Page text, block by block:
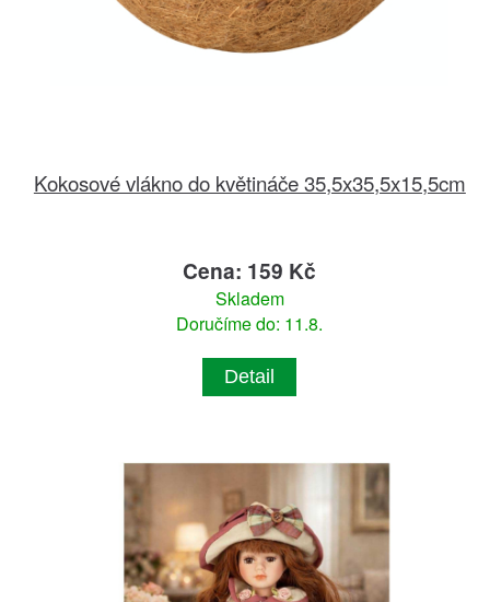
Kokosové vlákno do květináče 35,5x35,5x15,5cm
Cena: 159 Kč
Skladem
Doručíme do: 11.8.
Detail